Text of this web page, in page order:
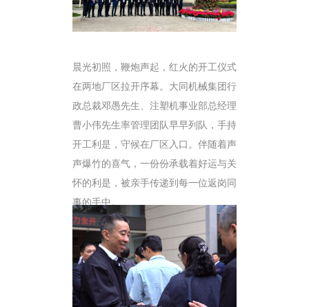
晨光初照，鞭炮声起，红火的开工仪式
在两地厂区拉开序幕。大同机械集团行
政总裁邓愚先生、注塑机事业部总经理
曹小伟先生率管理团队早早列队，手持
开工利是，守候在厂区入口。伴随着声
声爆竹的喜气，一份份承载着好运与关
怀的利是，被亲手传递到每一位返岗同
事的手中。